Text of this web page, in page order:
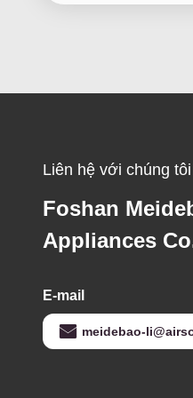
Liên hệ với chúng tôi
Foshan
Appliances
E-mail
meidebao-